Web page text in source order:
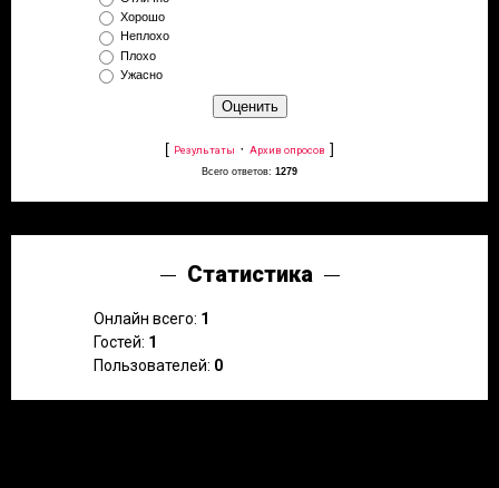
Хорошо
Неплохо
Плохо
Ужасно
[ Результаты · Архив опросов ]
Всего ответов: 1279
Статистика
Онлайн всего: 1
Гостей: 1
Пользователей: 0